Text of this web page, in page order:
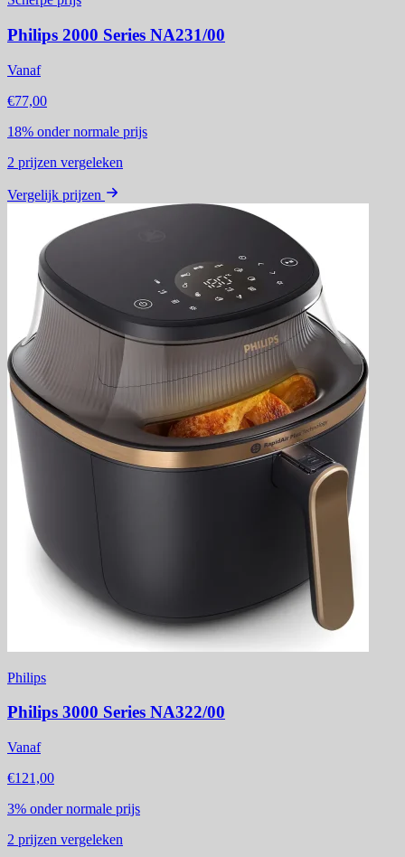
Philips 2000 Series NA231/00
Vanaf
€77,00
18% onder normale prijs
2 prijzen vergeleken
Vergelijk prijzen
Philips
Philips 3000 Series NA322/00
Vanaf
€121,00
3% onder normale prijs
2 prijzen vergeleken